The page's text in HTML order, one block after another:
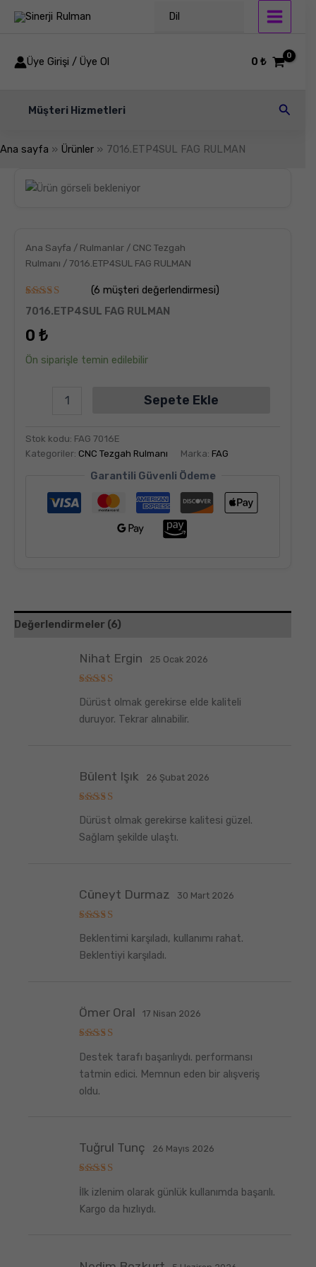
atla
Dil
Üye Girişi / Üye Ol 0₺
Müşteri Hizmetleri Arama
Ana sayfa Ürünler 7016.ETP4SUL FAG RULMAN
Ana Sayfa / Rulmanlar / CNC Tezgah
Rulmanı / 7016.ETP4SUL FAG RULMAN
6
müşteri
puanına
5
5.00puan
aldı
(6 müşteri değerlendirmesi)
7016.ETP4SUL FAG RULMAN
0 ₺
Ön siparişle temin edilebilir
FAG
Sepete Ekle
Stok kodu: FAG 7016E
Kategoriler: CNC Tezgah Rulmanı Marka: FAG
Garantili Güvenli Ödeme
Değerlendirmeler (6)
üzerinden
5
oy aldı
Nihat Ergin 25 Ocak 2026
Dürüst olmak gerekirse elde kaliteli
duruyor. Tekrar alınabilir.
üzerinden
5
oy aldı
Bülent Işık 26 Şubat 2026
Dürüst olmak gerekirse kalitesi güzel.
Sağlam şekilde ulaştı.
üzerinden
5 oy aldı
Cüneyt Durmaz 30 Mart 2026
Beklentimi karşıladı, kullanımı rahat.
Beklentiyi karşıladı.
üzerinden
5
oy aldı
Ömer Oral 17 Nisan 2026
Destek tarafı başarılıydı. performansı
tatmin edici. Memnun eden bir alışveriş
oldu.
üzerinden
5 oy aldı
Tuğrul Tunç 26 Mayıs 2026
İlk izlenim olarak günlük kullanımda başarılı.
Kargo da hızlıydı.